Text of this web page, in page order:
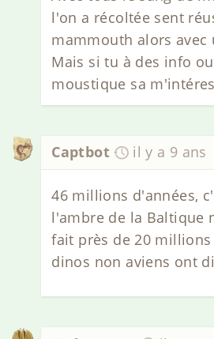
l'on a récoltée sent
mammouth alors avec
Mais si tu à des info
moustique sa
Captbot il y a 9 ans
46 millions d'années,
l'ambre de la Baltique
fait près de 20
dinos non aviens ont